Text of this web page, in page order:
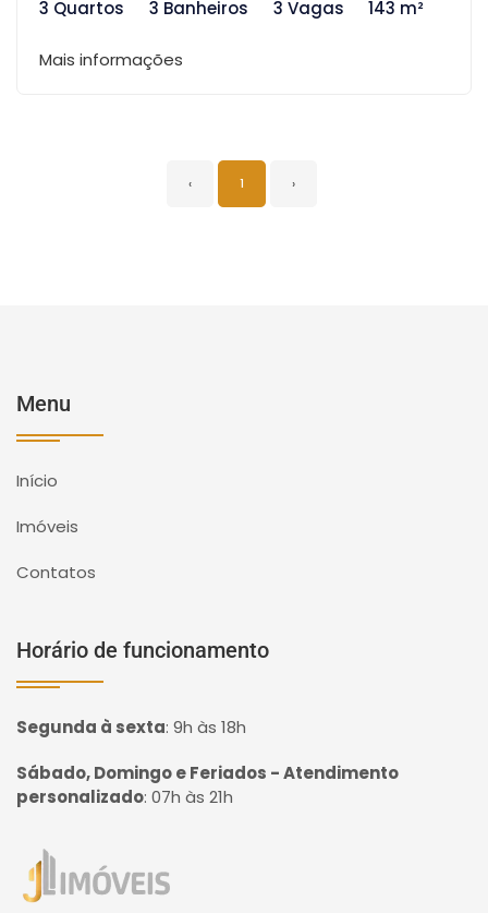
3 Quartos
3 Banheiros 3 Vagas 143 m²
Mais informações
‹ 1 ›
Menu
Início
Imóveis
Contatos
Horário de funcionamento
Segunda à sexta: 9h às 18h
Sábado, Domingo e Feriados - Atendimento
personalizado: 07h às 21h
Página inicial